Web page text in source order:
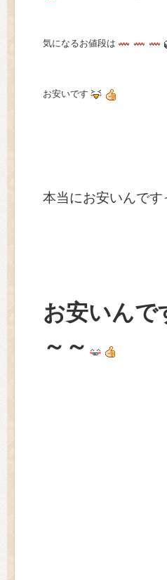
気になるお値段は
お安いです
本当にお安いんです
お安いんで
～～